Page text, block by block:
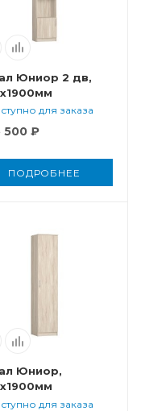
Юниор 2 дв,
для заказа
500 ₽
ПОДРОБНЕЕ
Юниор,
для заказа